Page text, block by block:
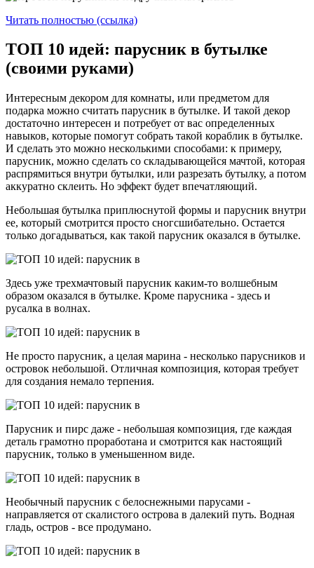
Читать полностью (ссылка)
ТОП 10 идей: парусник в бутылке
(своими руками)
Интересным декором для комнаты, или предметом для
подарка можно считать парусник в бутылке. И такой декор
достаточно интересен и потребует от вас определенных
навыков, которые помогут собрать такой кораблик в бутылке.
И сделать это можно несколькими способами: к примеру,
парусник, можно сделать со складывающейся мачтой, которая
распрямиться внутри бутылки, или разрезать бутылку, а потом
аккуратно склеить. Но эффект будет впечатляющий.
Небольшая бутылка приплюснутой формы и парусник внутри
ее, который смотрится просто сногсшибательно. Остается
только догадываться, как такой парусник оказался в бутылке.
Здесь уже трехмачтовый парусник каким-то волшебным
образом оказался в бутылке. Кроме парусника - здесь и
русалка в волнах.
Не просто парусник, а целая марина - несколько парусников и
островок небольшой. Отличная композиция, которая требует
для создания немало терпения.
Парусник и пирс даже - небольшая композиция, где каждая
деталь грамотно проработана и смотрится как настоящий
парусник, только в уменьшенном виде.
Необычный парусник с белоснежными парусами -
направляется от скалистого острова в далекий путь. Водная
гладь, остров - все продумано.